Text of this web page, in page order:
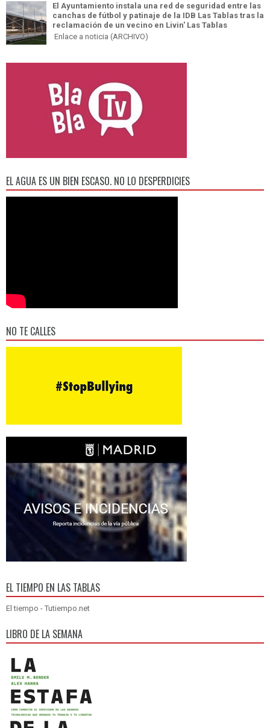
El Ayuntamiento instala una red de seguridad entre las
canchas de fútbol y patinaje de la IDB Las Tablas tras la
reclamación de un vecino en Livin' Las Tablas
Enlace a noticia (ARCHIVO)
EL AGUA ES UN BIEN ESCASO. NO LO DESPERDICIES
NO TE CALLES
EL TIEMPO EN LAS TABLAS
El tiempo - Tutiempo.net
LIBRO DE LA SEMANA